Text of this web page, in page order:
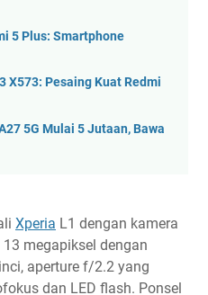
5 Plus: Smartphone
X573: Pesaing Kuat Redmi
5G Mulai 5 Jutaan, Bawa
Xperia L1 dengan kamera
megapiksel dengan
aperture f/2.2 yang
dan LED flash. Ponsel